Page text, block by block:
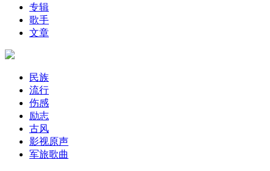
专辑
歌手
文章
民族
流行
伤感
励志
古风
影视原声
军旅歌曲